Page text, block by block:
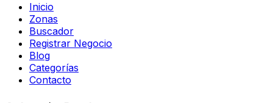
Inicio
Zonas
Buscador
Registrar Negocio
Blog
Categorías
Contacto